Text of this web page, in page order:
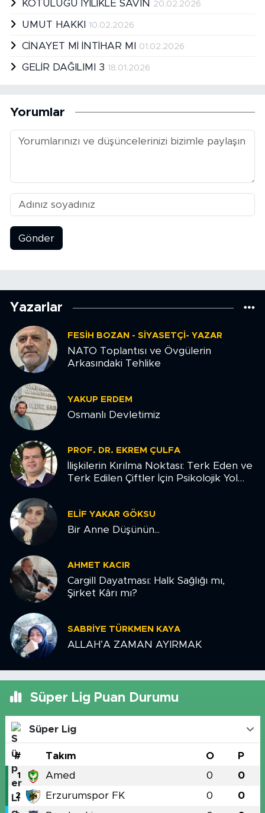
KÖTÜLÜĞÜ İYİLİKLE SAVIN 20.02.2026
UMUT HAKKI 10.02.2026
CİNAYET Mİ İNTİHAR MI 01.02.2026
GELİR DAĞILIMI 3 18.01.2026
Yorumlar
Gönder
Yazarlar
FESIH BOZAN - SIYASETÇI- YAZAR
NATO Toplantısı ve Övgülerin
Arkasındaki Tehlike
YAKUP ERDEM
Osmanlı Devletimiz
PROF. DR. EKREM ÇULFA
İlişkilerin Kırılma Noktası: Terk Eden ve
Terk Edilen Çiftler İçin Psikolojik Yol
ELIF YAKAR GÖKSU
Bir Anne Düşünün...
AHMET KACIR
Cargill Dayatması: Halk Sağlığı mı,
Şirket Kârı mı?
SABRIYE TÜRKMEN KAYA
ALLAH’A ZAMAN AYIRMAK
Süper Lig Puan Durumu
Süper Lig
# Takım O P
1 Amed 0 0
2 Erzurumspor FK 0 0